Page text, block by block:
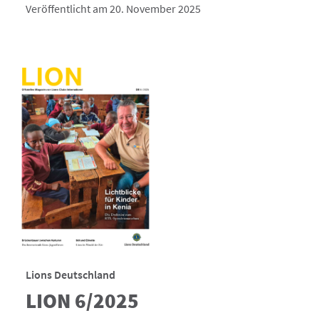
Veröffentlicht am 20. November 2025
Lions Deutschland
LION 6/2025